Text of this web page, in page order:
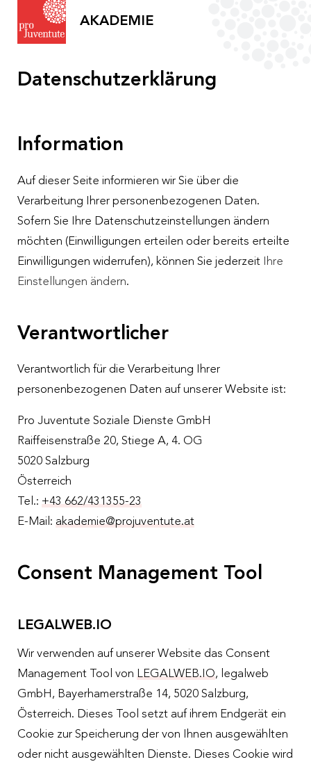
Akademieprogramm
Team
Informationen
Teilnahmebedingungen
Barrierefreiheit
Förderungen
Nachhaltigkeit
Partner:innen
Aktuelles und Presse
AKADEMIE
Datenschutzerklärung
Information
Auf dieser Seite informieren wir Sie über die
Verarbeitung Ihrer personenbezogenen Daten.
Sofern Sie Ihre Datenschutzeinstellungen ändern
möchten (Einwilligungen erteilen oder bereits erteilte
Einwilligungen widerrufen), können Sie jederzeit
Ihre
Einstellungen ändern.
Verantwortlicher
Verantwortlich für die Verarbeitung Ihrer
personenbezogenen Daten auf unserer Website ist:
Pro Juventute Soziale Dienste GmbH
Raiffeisenstraße 20, Stiege A, 4. OG
5020 Salzburg
Österreich
Tel.: +43 662/431355-23
E-Mail: akademie@projuventute.at
Consent Management Tool
LEGALWEB.IO
Wir verwenden auf unserer Website das Consent
Management Tool von LEGALWEB.IO, legalweb
GmbH, Bayerhamerstraße 14, 5020 Salzburg,
Österreich. Dieses Tool setzt auf ihrem Endgerät ein
Cookie zur Speicherung der von Ihnen ausgewählten
oder nicht ausgewählten Dienste. Dieses Cookie wird